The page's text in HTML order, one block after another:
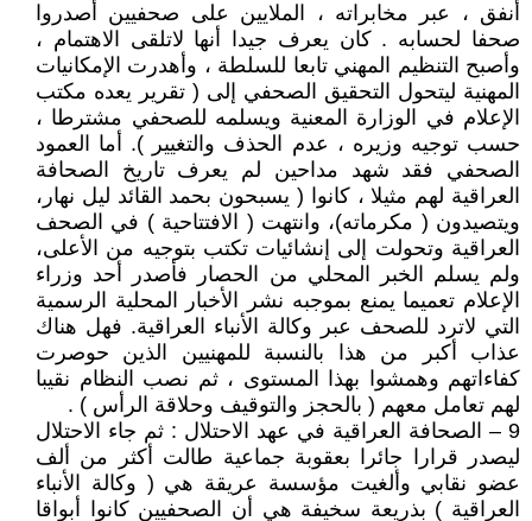
أنفق ، عبر مخابراته ، الملايين على صحفيين أصدروا
صحفا لحسابه . كان يعرف جيدا أنها لاتلقى الاهتمام ،
وأصبح التنظيم المهني تابعا للسلطة ، وأهدرت الإمكانيات
المهنية ليتحول التحقيق الصحفي إلى ( تقرير يعده مكتب
الإعلام في الوزارة المعنية ويسلمه للصحفي مشترطا ،
حسب توجيه وزيره ، عدم الحذف والتغيير ). أما العمود
الصحفي فقد شهد مداحين لم يعرف تاريخ الصحافة
العراقية لهم مثيلا ، كانوا ( يسبحون بحمد القائد ليل نهار،
ويتصيدون ( مكرماته)، وانتهت ( الافتتاحية ) في الصحف
العراقية وتحولت إلى إنشائيات تكتب بتوجيه من الأعلى،
ولم يسلم الخبر المحلي من الحصار فأصدر أحد وزراء
الإعلام تعميما يمنع بموجبه نشر الأخبار المحلية الرسمية
التي لاترد للصحف عبر وكالة الأنباء العراقية. فهل هناك
عذاب أكبر من هذا بالنسبة للمهنيين الذين حوصرت
كفاءاتهم وهمشوا بهذا المستوى ، ثم نصب النظام نقيبا
لهم تعامل معهم ( بالحجز والتوقيف وحلاقة الرأس ) .
9 – الصحافة العراقية في عهد الاحتلال : ثم جاء الاحتلال
ليصدر قرارا جائرا بعقوبة جماعية طالت أكثر من ألف
عضو نقابي وألغيت مؤسسة عريقة هي ( وكالة الأنباء
العراقية ) بذريعة سخيفة هي أن الصحفيين كانوا أبواقا